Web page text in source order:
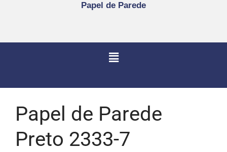
Papel de Parede
Papel de Parede
Preto 2333-7